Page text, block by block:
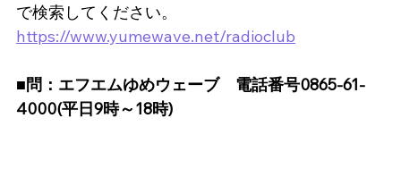
で検索してください。
https://www.yumewave.net/radioclub
■問：エフエムゆめウェーブ　電話番号0865-61-
4000(平日9時～18時)